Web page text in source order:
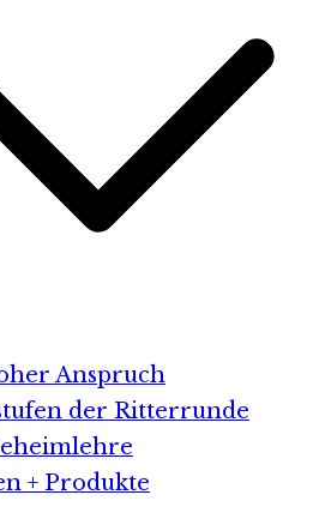
Anspruch
der Ritterrunde
+ Produkte